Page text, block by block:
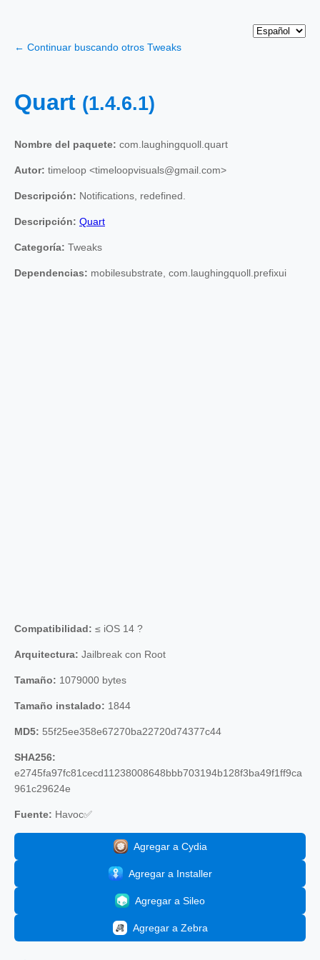
← Continuar buscando otros Tweaks
Quart (1.4.6.1)
Nombre del paquete: com.laughingquoll.quart
Autor: timeloop <timeloopvisuals@gmail.com>
Descripción: Notifications, redefined.
Descripción: Quart
Categoría: Tweaks
Dependencias: mobilesubstrate, com.laughingquoll.prefixui
Compatibilidad: ≤ iOS 14 ?
Arquitectura: Jailbreak con Root
Tamaño: 1079000 bytes
Tamaño instalado: 1844
MD5: 55f25ee358e67270ba22720d74377c44
SHA256:
e2745fa97fc81cecd11238008648bbb703194b128f3ba49f1ff9ca
961c29624e
Fuente: Havoc✅
Agregar a Cydia
Agregar a Installer
Agregar a Sileo
Agregar a Zebra